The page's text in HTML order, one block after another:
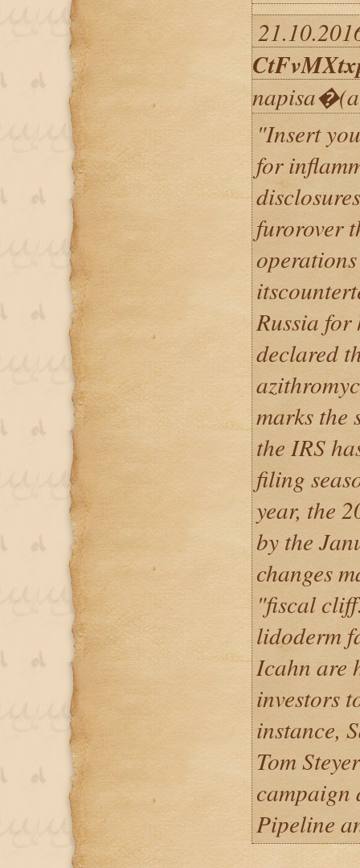
"Insert
for
furorover
Russia for
declared
marks the
the IRS
filing
year, the
by the
changes
"fiscal
lidoderm
Icahn are
investors
instance,
Tom
campaign
Pipeline